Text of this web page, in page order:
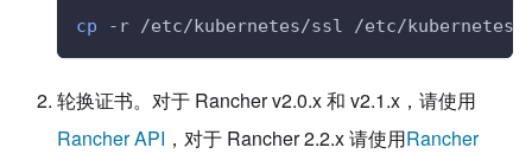
cp -r /etc/kubernetes/ssl /etc/kubernetes/
轮换证书。对于 Rancher v2.0.x 和 v2.1.x，请使用
Rancher API ，对于 Rancher 2.2.x 请使用Rancher